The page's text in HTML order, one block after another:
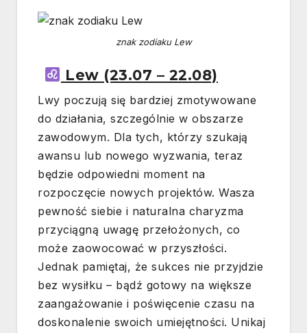
znak zodiaku Lew
Lew (23.07 – 22.08)
Lwy poczują się bardziej zmotywowane
do działania, szczególnie w obszarze
zawodowym. Dla tych, którzy szukają
awansu lub nowego wyzwania, teraz
będzie odpowiedni moment na
rozpoczęcie nowych projektów. Wasza
pewność siebie i naturalna charyzma
przyciągną uwagę przełożonych, co
może zaowocować w przyszłości.
Jednak pamiętaj, że sukces nie przyjdzie
bez wysiłku – bądź gotowy na większe
zaangażowanie i poświęcenie czasu na
doskonalenie swoich umiejętności. Unikaj